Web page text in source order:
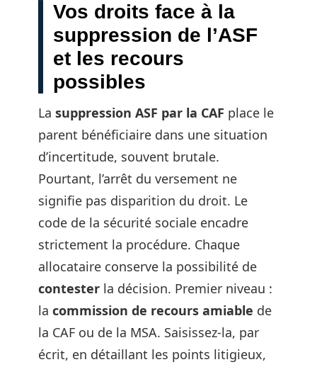
Vos droits face à la
suppression de l’ASF
et les recours
possibles
La suppression ASF par la CAF place le
parent bénéficiaire dans une situation
d’incertitude, souvent brutale.
Pourtant, l’arrêt du versement ne
signifie pas disparition du droit. Le
code de la sécurité sociale encadre
strictement la procédure. Chaque
allocataire conserve la possibilité de
contester la décision. Premier niveau :
la commission de recours amiable de
la CAF ou de la MSA. Saisissez-la, par
écrit, en détaillant les points litigieux,